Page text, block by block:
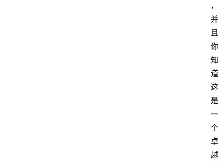
，
并
且
你
知
道
这
是
一
个
卓
越